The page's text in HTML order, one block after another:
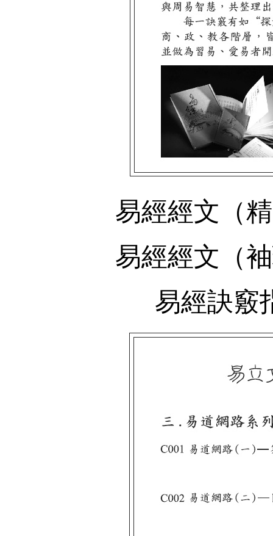
易經經文（
易經經文（
易經訣竅